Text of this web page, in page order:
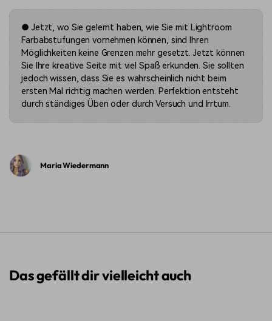
● Jetzt, wo Sie gelernt haben, wie Sie mit Lightroom
Farbabstufungen vornehmen können, sind Ihren
Möglichkeiten keine Grenzen mehr gesetzt. Jetzt können
Sie Ihre kreative Seite mit viel Spaß erkunden. Sie sollten
jedoch wissen, dass Sie es wahrscheinlich nicht beim
ersten Mal richtig machen werden. Perfektion entsteht
durch ständiges Üben oder durch Versuch und Irrtum.
Maria Wiedermann
Das gefällt dir vielleicht auch